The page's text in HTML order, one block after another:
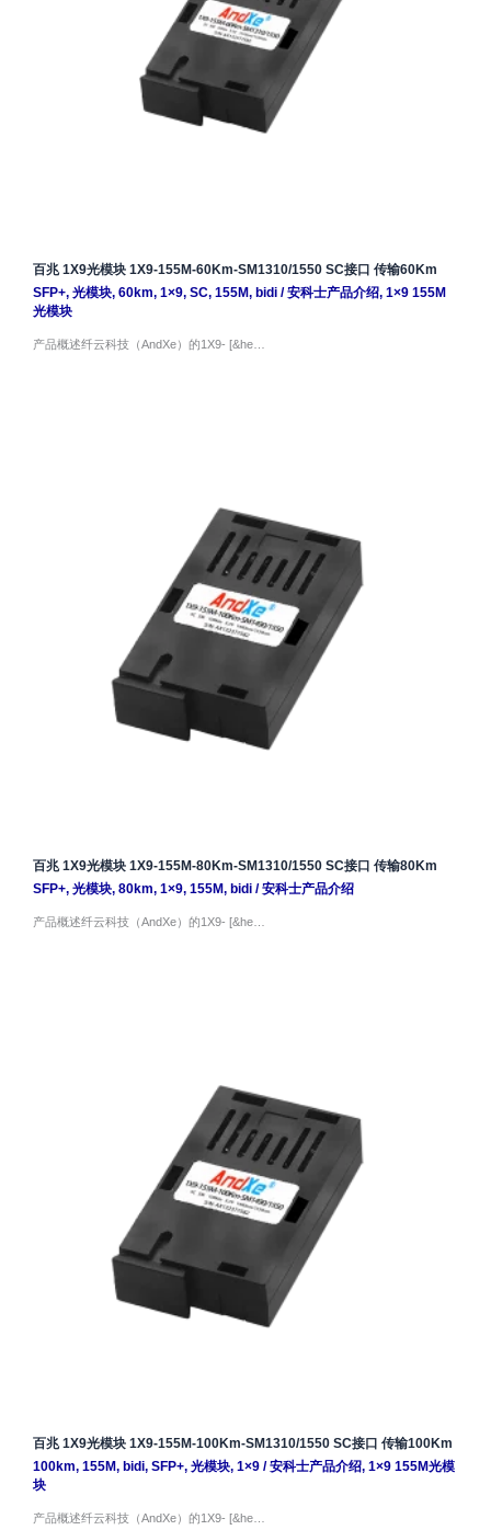
百兆 1X9光模块 1X9-155M-60Km-SM1310/1550 SC接口 传输60Km
SFP+, 光模块, 60km, 1×9, SC, 155M, bidi/安科士产品介绍, 1×9 155M
光模块
产品概述纤云科技（AndXe）的1X9- [&he…
百兆 1X9光模块 1X9-155M-80Km-SM1310/1550 SC接口 传输80Km
SFP+, 光模块, 80km, 1×9, 155M, bidi/安科士产品介绍
产品概述纤云科技（AndXe）的1X9- [&he…
百兆 1X9光模块 1X9-155M-100Km-SM1310/1550 SC接口 传输100Km
100km, 155M, bidi, SFP+, 光模块, 1×9/安科士产品介绍, 1×9 155M光模
块
产品概述纤云科技（AndXe）的1X9- [&he…